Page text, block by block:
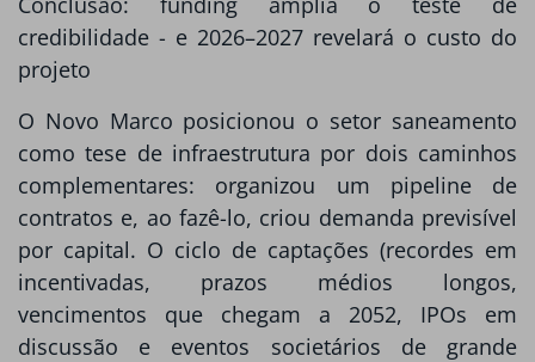
credibilidade - e 2026–2027 revelará o custo do
projeto
O Novo Marco posicionou o setor saneamento
como tese de infraestrutura por dois caminhos
complementares: organizou um pipeline de
contratos e, ao fazê-lo, criou demanda previsível
por capital. O ciclo de captações (recordes em
incentivadas, prazos médios longos,
vencimentos que chegam a 2052, IPOs em
discussão e eventos societários de grande